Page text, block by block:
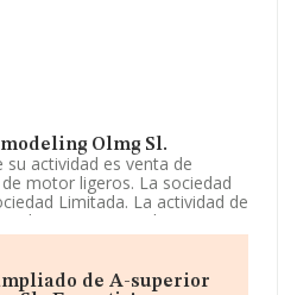
Olmg Sl.
actividad es venta de
motor ligeros. La sociedad
Limitada. La actividad de
a 'Comercio al por menor
bebidas y tabaco en puestos
en mercados exteriores.
de A-superior